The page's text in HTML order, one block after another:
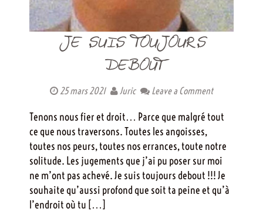
JE SUIS TOUJOURS
DEBOUT
25 mars 2021 Juric Leave a Comment
Tenons nous fier et droit… Parce que malgré tout
ce que nous traversons. Toutes les angoisses,
toutes nos peurs, toutes nos errances, toute notre
solitude. Les jugements que j’ai pu poser sur moi
ne m’ont pas achevé. Je suis toujours debout !!! Je
souhaite qu’aussi profond que soit ta peine et qu’à
l’endroit où tu […]